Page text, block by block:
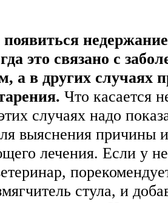
это связано с
а в других случаях
Что касается
случаях надо
выяснения причины
лечения. Если у
стула, и